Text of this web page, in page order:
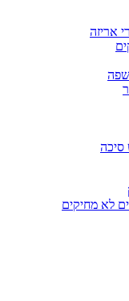
אריזה
לא מחיקים